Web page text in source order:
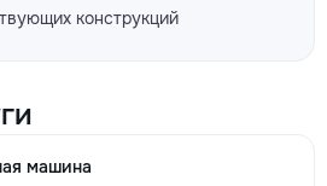
конструкций
машина